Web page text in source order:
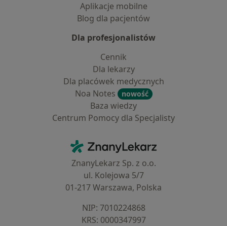
Aplikacje mobilne
Blog dla pacjentów
Dla profesjonalistów
Cennik
Dla lekarzy
Dla placówek medycznych
Noa Notes
nowość
Baza wiedzy
Centrum Pomocy dla Specjalisty
ZnanyLekarz - Strona główna
ZnanyLekarz Sp. z o.o.
ul. Kolejowa 5/7
01-217 Warszawa, Polska
NIP: ⁠7010224868
KRS: ⁠0000347997